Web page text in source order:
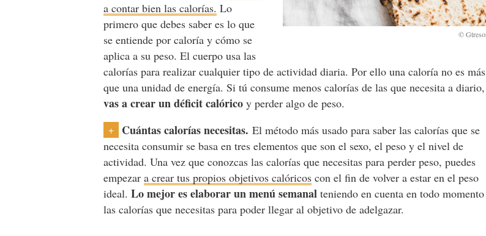
a contar bien las calorías. Lo
primero que debes saber es lo que
se entiende por caloría y cómo se
aplica a su peso. El cuerpo usa las
calorías para realizar cualquier tipo de actividad diaria. Por ello una caloría no es más
que una unidad de energía. Si tú consume menos calorías de las que necesita a diario,
vas a crear un déficit calórico y perder algo de peso.
+ Cuántas calorías necesitas. El método más usado para saber las calorías que se
necesita consumir se basa en tres elementos que son el sexo, el peso y el nivel de
actividad. Una vez que conozcas las calorías que necesitas para perder peso, puedes
empezara crear tus propios objetivos calóricos con el fin de volver a estar en el peso
ideal.Lo mejor es elaborar un menú semanal teniendo en cuenta en todo momento
las calorías que necesitas para poder llegar al objetivo de adelgazar.